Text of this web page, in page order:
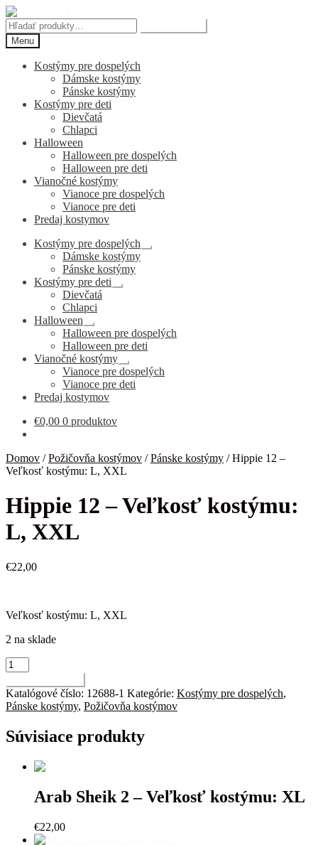
Preskočiť
na
navigáciu
Preskočiť
na
obsah
Hľadať:
Menu
Kostýmy pre dospelých
Dámske kostýmy
Pánske kostýmy
Kostýmy pre deti
Dievčatá
Chlapci
Halloween
Halloween pre dospelých
Halloween pre deti
Vianočné kostýmy
Vianoce pre dospelých
Vianoce pre deti
Predaj kostymov
Kostýmy pre dospelých
Rozbaliť
Dámske kostýmy
Pánske kostýmy
Kostýmy pre deti
Rozbaliť
Dievčatá
Chlapci
Halloween
Rozbaliť
podradené
menu
Halloween pre dospelých
Halloween pre deti
Vianočné kostýmy
Rozbaliť
podradené
menu
Vianoce pre dospelých
Vianoce pre deti
Predaj kostymov
€0,00 0 produktov
Domov /Požičovňa kostýmov /Pánske kostýmy /Hippie 12 –
Veľkosť kostýmu: L, XXL
Hippie 12 – Veľkosť kostýmu:
L, XXL
€22,00
Veľkosť kostýmu: L, XXL
2 na sklade
množstvo
Hippie
12
-
Veľkosť
L,
Katalógové číslo: 12688-1 Kategórie: Kostýmy pre dospelých,
Pánske kostýmy, Požičovňa kostýmov
Súvisiace produkty
Arab Sheik 2 – Veľkosť kostýmu: XL
€22,00